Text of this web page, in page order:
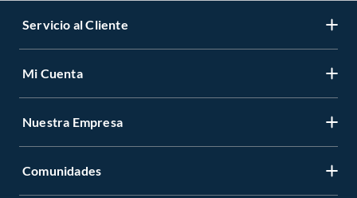
Servicio al Cliente
Mi Cuenta
Nuestra Empresa
Comunidades